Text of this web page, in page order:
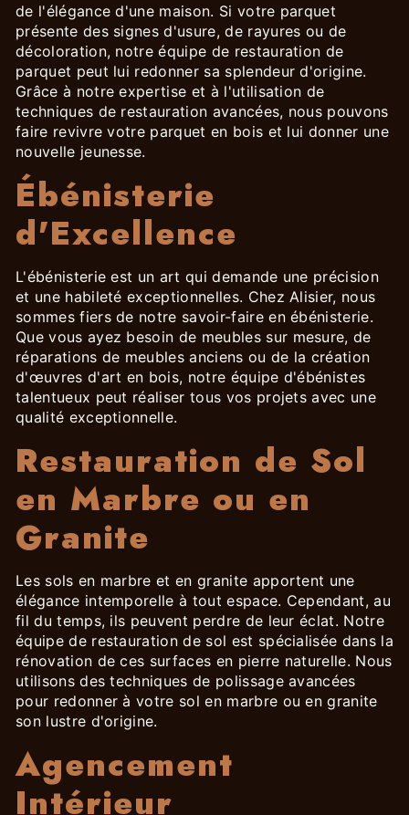
de l'élégance d'une maison. Si votre parquet
présente des signes d'usure, de rayures ou de
décoloration, notre équipe de restauration de
parquet peut lui redonner sa splendeur d'origine.
Grâce à notre expertise et à l'utilisation de
techniques de restauration avancées, nous pouvons
faire revivre votre parquet en bois et lui donner une
nouvelle jeunesse.
Ébénisterie
d'Excellence
L'ébénisterie est un art qui demande une précision
et une habileté exceptionnelles. Chez Alisier, nous
sommes fiers de notre savoir-faire en ébénisterie.
Que vous ayez besoin de meubles sur mesure, de
réparations de meubles anciens ou de la création
d'œuvres d'art en bois, notre équipe d'ébénistes
talentueux peut réaliser tous vos projets avec une
qualité exceptionnelle.
Restauration de Sol
en Marbre ou en
Granite
Les sols en marbre et en granite apportent une
élégance intemporelle à tout espace. Cependant, au
fil du temps, ils peuvent perdre de leur éclat. Notre
équipe de restauration de sol est spécialisée dans la
rénovation de ces surfaces en pierre naturelle. Nous
utilisons des techniques de polissage avancées
pour redonner à votre sol en marbre ou en granite
son lustre d'origine.
Agencement
Intérieur